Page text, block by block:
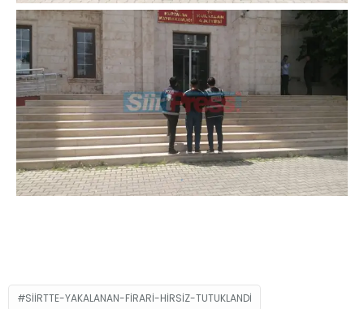
SIIRTTE-YAKALANAN-FIRARI-HIRSIZ-TUTUKLANDI